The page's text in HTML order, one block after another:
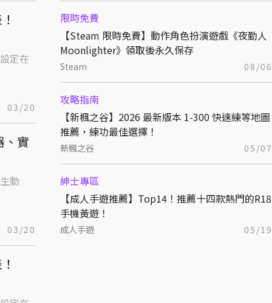
限時免費
【Steam 限時免費】動作角色扮演遊戲《夜勤人
Moonlighter》領取後永久保存
Steam 08/06
攻略指南
【新楓之谷】2026 最新版本 1-300 快速練等地圖
推薦，練功最佳選擇！
新楓之谷 05/07
紳士專區
【成人手遊推薦】Top14！推薦十四款熱門的R18
手機黃遊！
成人手遊 05/19
定在
03/20
、實
動
03/20